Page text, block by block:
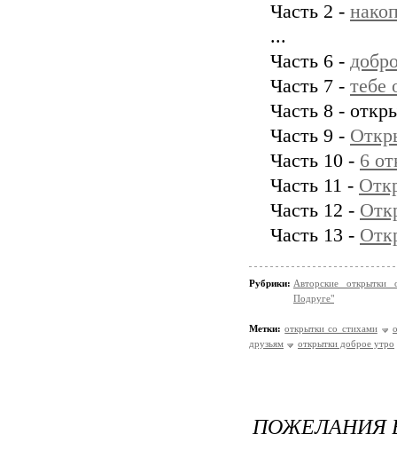
Часть 2 -
...
Часть 6 -
Часть 7 - тебе
Часть 8 -
Часть 9 -
Часть 10 - 6
Часть 11 -
Часть 12 -
Часть 13 -
Рубрики: Авторские открытки
Подруге"
Метки: открытки со стихами
друзьям
открытки доброе утро
ПОЖЕЛАНИЯ